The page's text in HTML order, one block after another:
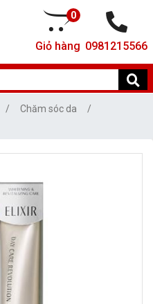
Giỏ hàng
0
0981215566
Chăm sóc da